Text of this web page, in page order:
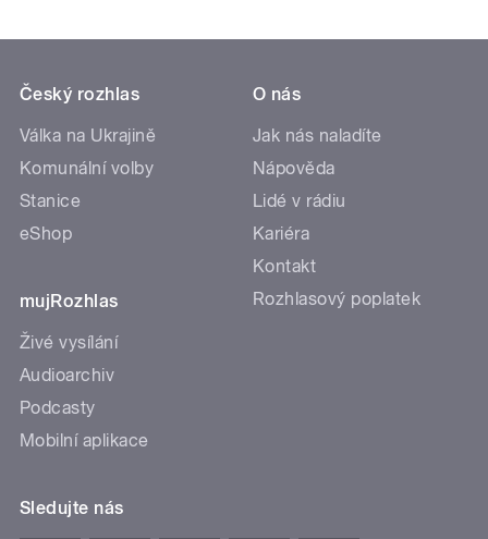
Český rozhlas
Válka na Ukrajině
Komunální volby
Stanice
eShop
mujRozhlas
Živé vysílání
Audioarchiv
Podcasty
Mobilní aplikace
O nás
Jak nás naladíte
Nápověda
Lidé v rádiu
Kariéra
Kontakt
Rozhlasový poplatek
Sledujte nás